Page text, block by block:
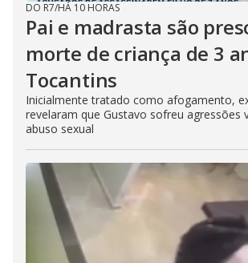
DO R7/HÁ 10 HORAS
Pai e madrasta são
morte de criança de 3
Tocantins
Inicialmente tratado como afogamento,
revelaram que Gustavo sofreu agressões
abuso sexual